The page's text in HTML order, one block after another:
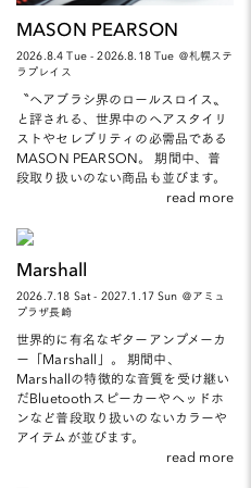
MASON PEARSON
2026.8.4 Tue - 2026.8.18 Tue ＠札幌ステ
ラプレイス
〝ヘアブラシ界のロールスロイス〟
と評される、世界中のヘアスタイリ
ストやセレブリティの必需品である
MASON PEARSON。 期間中、普
段取り扱いのない商品も並びます。
read more
Marshall
2026.7.18 Sat - 2027.1.17 Sun ＠アミュ
プラザ長崎
世界的に有名なギターアンプメーカ
ー「Marshall」。 期間中、
Marshallの特徴的な音質を受け継い
だBluetoothスピーカーやヘッドホ
ンなど普段取り扱いのないカラーや
アイテムが並びます。
read more